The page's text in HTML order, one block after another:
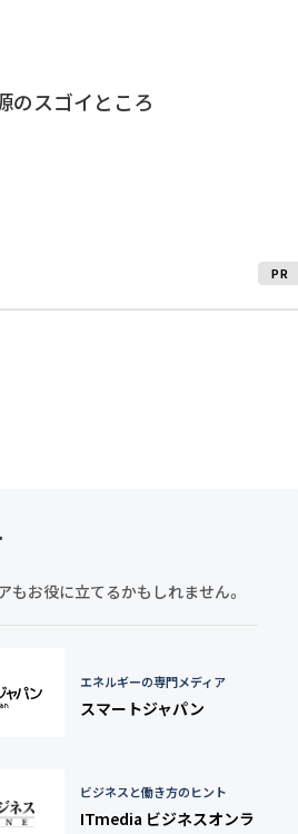
のスゴイところ
PR
お役に立てるかもしれません。
エネルギーの専門メディア
スマートジャパン
ビジネスと働き方のヒント
ITmedia ビジネスオンラ